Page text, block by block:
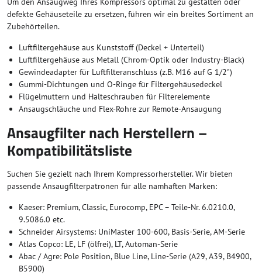
defekte Gehäuseteile zu ersetzen, führen wir ein breites Sortiment an
Zubehörteilen.
Luftfiltergehäuse aus Kunststoff (Deckel + Unterteil)
Luftfiltergehäuse aus Metall (Chrom-Optik oder Industry-Black)
Gewindeadapter für Luftfilteranschluss (z.B. M16 auf G 1/2")
Gummi-Dichtungen und O-Ringe für Filtergehäusedeckel
Flügelmuttern und Halteschrauben für Filterelemente
Ansaugschläuche und Flex-Rohre zur Remote-Ansaugung
Ansaugfilter nach Herstellern –
Kompatibilitätsliste
Suchen Sie gezielt nach Ihrem Kompressorhersteller. Wir bieten
passende Ansaugfilterpatronen für alle namhaften Marken:
Kaeser: Premium, Classic, Eurocomp, EPC – Teile-Nr. 6.0210.0,
9.5086.0 etc.
Schneider Airsystems: UniMaster 100-600, Basis-Serie, AM-Serie
Atlas Copco: LE, LF (ölfrei), LT, Automan-Serie
Abac / Agre: Pole Position, Blue Line, Line-Serie (A29, A39, B4900,
B5900)